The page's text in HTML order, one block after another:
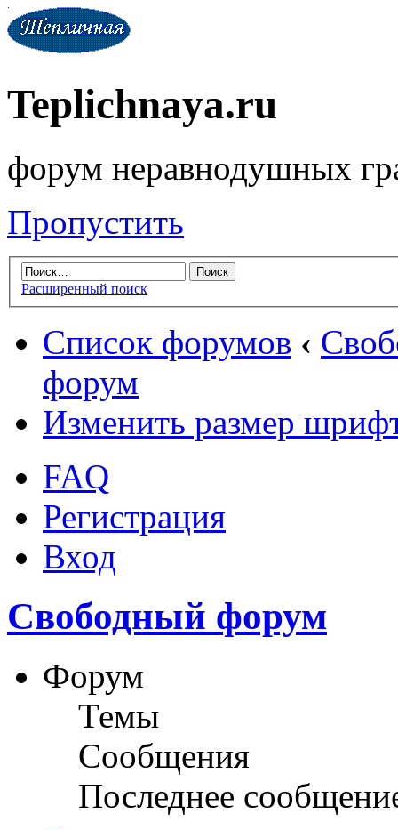
Teplichnaya.ru
форум неравнодушных
Пропустить
Расширенный поиск
Список форумов ‹
форум
Изменить размер
FAQ
Регистрация
Вход
Свободный форум
Форум
Темы
Сообщения
Последнее